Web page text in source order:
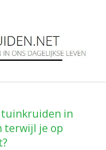
tuinkruiden in
terwijl je op